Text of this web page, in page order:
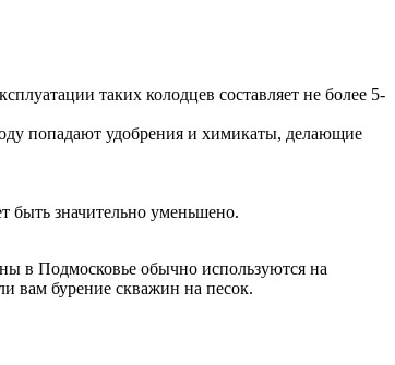
таких колодцев составляет не более 5-
попадают удобрения и химикаты, делающие
быть значительно уменьшено.
в Подмосковье обычно используются на
вам бурение скважин на песок.